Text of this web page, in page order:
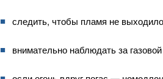
следить, чтобы пламя не
внимательно наблюдать за